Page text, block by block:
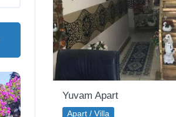
Yuvam Apart
Apart / Villa